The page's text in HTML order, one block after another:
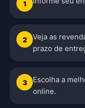
1
2
Veja as
prazo de
3
Escolha a
online.